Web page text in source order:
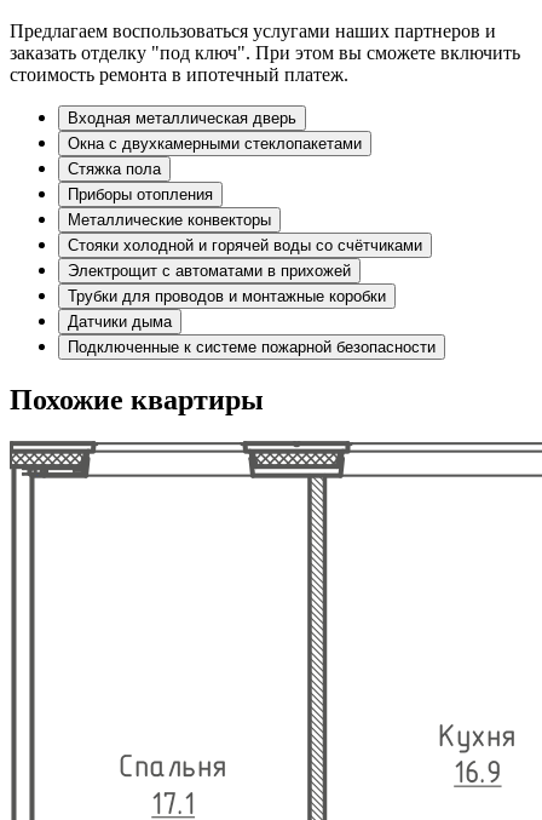
Предлагаем воспользоваться услугами наших партнеров и
заказать отделку "под ключ". При этом вы сможете включить
стоимость ремонта в ипотечный платеж.
Входная металлическая дверь
Окна с двухкамерными стеклопакетами
Стяжка пола
Приборы отопления
Металлические конвекторы
Стояки холодной и горячей воды со счётчиками
Электрощит с автоматами в прихожей
Трубки для проводов и монтажные коробки
Датчики дыма
Подключенные к системе пожарной безопасности
Похожие квартиры